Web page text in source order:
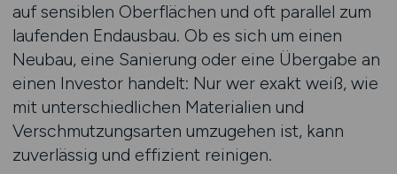
auf sensiblen Oberflächen und oft parallel zum
laufenden Endausbau. Ob es sich um einen
Neubau, eine Sanierung oder eine Übergabe an
einen Investor handelt: Nur wer exakt weiß, wie
mit unterschiedlichen Materialien und
Verschmutzungsarten umzugehen ist, kann
zuverlässig und effizient reinigen.